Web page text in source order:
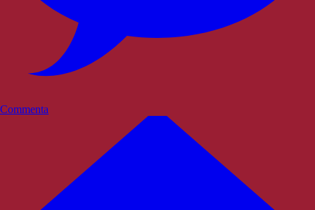
Commenta